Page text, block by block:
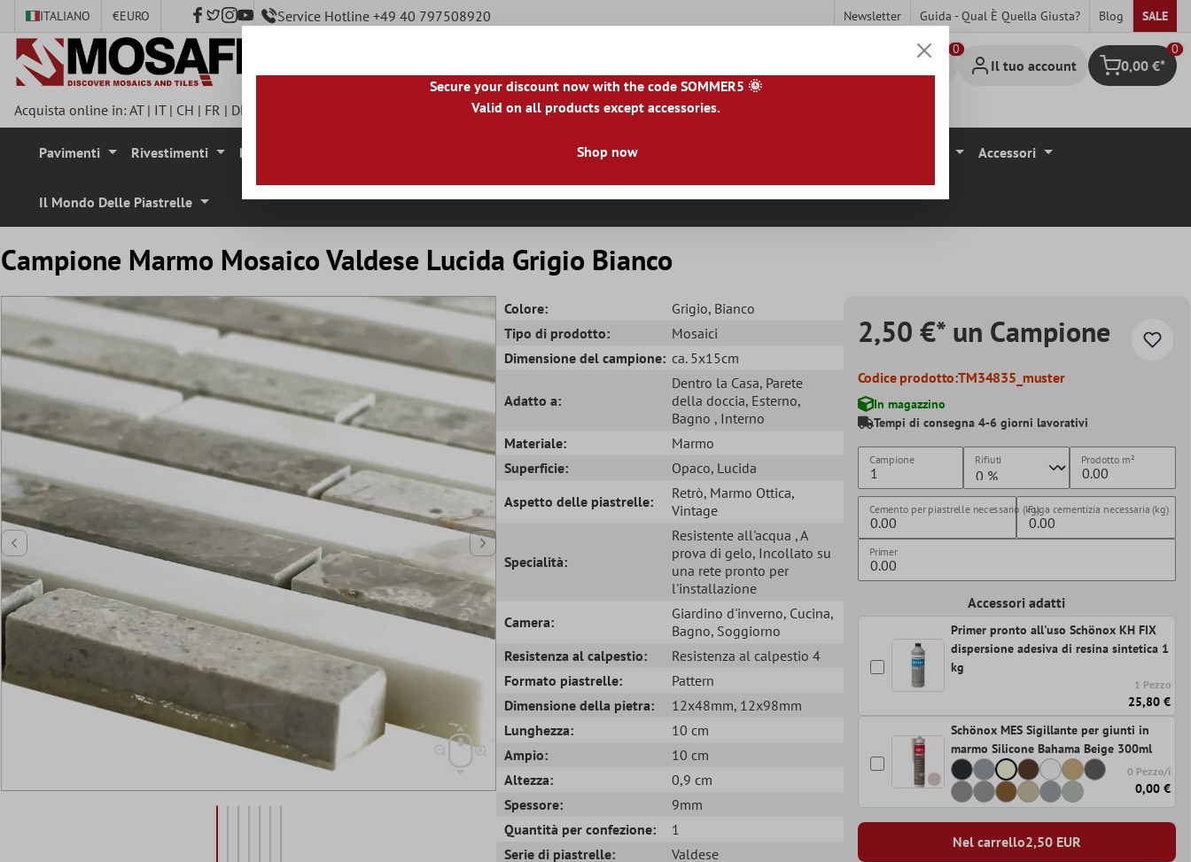
principale
ITALIANO €EURO Service Hotline +49 40 797508920 Newsletter Guida - Qual È Quella Giusta? Blog SALE
Il tuo account Carrello degli
0
0,00 €*
Acquista online in:AT| IT| CH | FR | DE PL|PT| FI| GR|RO| NO|HU|BG|HR|LU
Pavimenti Rivestimenti Mosaici Piastrelle Per Terrazze Accessori
Il Mondo Delle Piastrelle
Campione Marmo Mosaico Valdese Lucida Grigio Bianco
Colore: Grigio, Bianco
Tipo di prodotto:
Mosaici
Dimensione del campione: ca. 5x15cm
Adatto a:
Dentro la Casa, Parete
della doccia, Esterno,
Bagno , Interno
Materiale:
Marmo
Superficie:
Opaco, Lucida
Aspetto delle piastrelle:
Retrò, Marmo Ottica,
Vintage
Specialità:
Resistente all'acqua , A
prova di gelo, Incollato su
una rete pronto per
l'installazione
Camera:
Giardino d'inverno, Cucina,
Bagno, Soggiorno
Resistenza al calpestio:
Resistenza al calpestio 4
Formato piastrelle:
Pattern
Dimensione della pietra:
12x48mm, 12x98mm
Lunghezza:
10 cm
Ampio:
10 cm
Altezza:
0,9 cm
Spessore:
9mm
Quantità per confezione:
1
Serie di piastrelle:
Valdese
2,50 €* un Campione
Codice prodotto:TM34835_muster
In magazzino
Tempi di consegna 4-6 giorni lavorativi
Campione Rifiuti Prodotto m²
Cemento per piastrelle necessario (kg)Fuga cementizia necessaria (kg)
Primer
Accessori adatti
Primer pronto all'uso Schönox KH FIX
dispersione adesiva di resina sintetica 1
kg
1 Pezzo
25,80 €
Schönox MES Sigillante per giunti in
marmo Silicone Bahama Beige 300ml
0 Pezzo/i
0,00 €
Nel carrello2,50EUR
Secure your discount now with the code SOMMER5 🌞
Valid on all products except accessories.
Shop now